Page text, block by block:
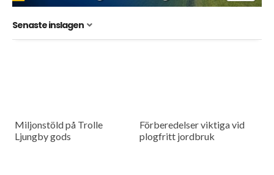
Senaste inslagen
Miljonstöld på Trolle
Ljungby gods
Förberedelser viktiga vid
plogfritt jordbruk